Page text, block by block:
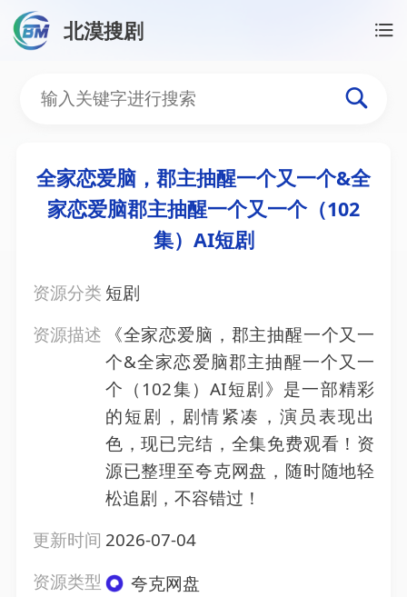
北漠搜剧
全家恋爱脑，郡主抽醒
全家恋爱脑，郡主抽醒一个又一个&全
家恋爱脑郡主抽醒一个又一个（102
集）AI短剧
资源分类 短剧
资源描述
《全家恋爱脑，郡主抽醒一个又一
个&全家恋爱脑郡主抽醒一个又一
个（102集）AI短剧》是一部精彩
的短剧，剧情紧凑，演员表现出
色，现已完结，全集免费观看！资
源已整理至夸克网盘，随时随地轻
松追剧，不容错过！
更新时间 2026-07-04
资源类型
夸克网盘